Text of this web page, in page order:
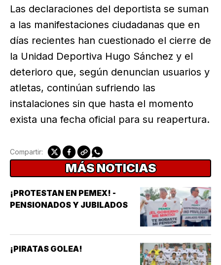
Las declaraciones del deportista se suman
a las manifestaciones ciudadanas que en
días recientes han cuestionado el cierre de
la Unidad Deportiva Hugo Sánchez y el
deterioro que, según denuncian usuarios y
atletas, continúan sufriendo las
instalaciones sin que hasta el momento
exista una fecha oficial para su reapertura.
Compartir:
MÁS NOTICIAS
¡PROTESTAN EN PEMEX! -
PENSIONADOS Y JUBILADOS
¡PIRATAS GOLEA!